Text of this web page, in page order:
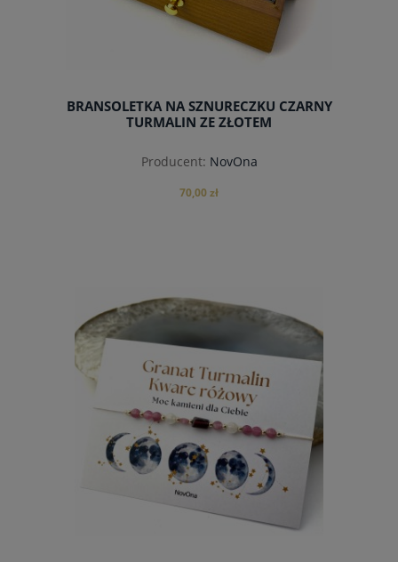
BRANSOLETKA NA SZNURECZKU CZARNY
TURMALIN ZE ZŁOTEM
Producent: NovOna
70,00 zł
do koszyka